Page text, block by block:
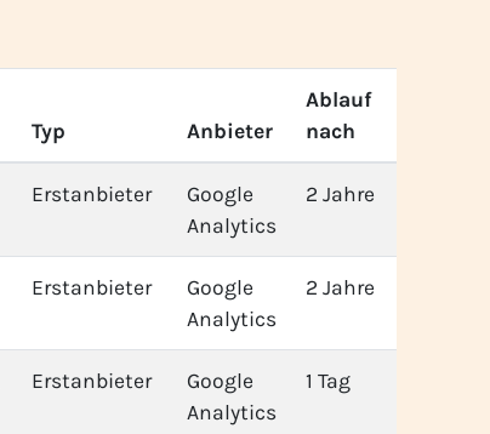
Typ Anbieter
Ablauf
nach
Erstanbieter
Google
Analytics
2 Jahre
Erstanbieter
Google
Analytics
2 Jahre
Erstanbieter
Google
Analytics
1 Tag